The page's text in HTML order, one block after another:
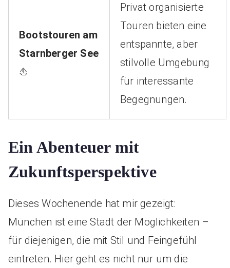
Bootstouren am
Starnberger See
⛵
Privat organisierte
Touren bieten eine
entspannte, aber
stilvolle Umgebung
für interessante
Begegnungen.
Ein Abenteuer mit
Zukunftsperspektive
Dieses Wochenende hat mir gezeigt:
München ist eine Stadt der Möglichkeiten –
für diejenigen, die mit Stil und Feingefühl
eintreten. Hier geht es nicht nur um die